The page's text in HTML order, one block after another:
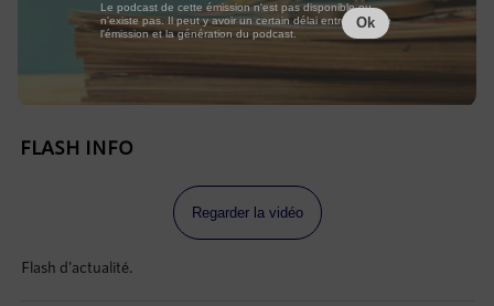
FLASH INFO
Regarder la vidéo
Flash d'actualité.
Le podcast de cette émission n'est pas disponible ou
n'existe pas. Il peut y avoir un certain délai entre la fin de
l'émission et la génération du podcast.
Ok